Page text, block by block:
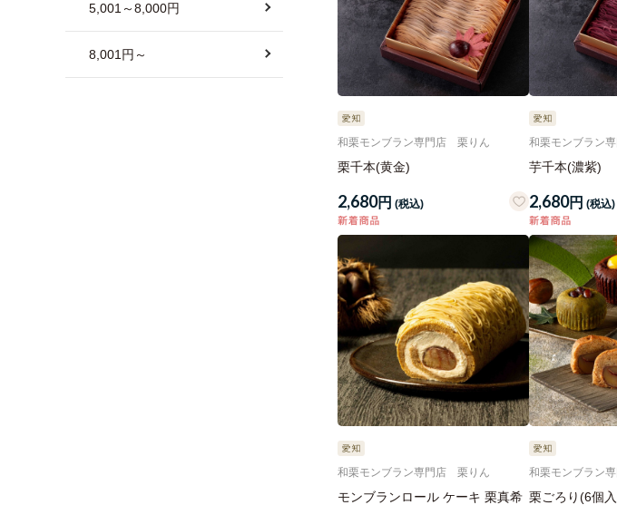
5,001～8,000円
8,001円～
和栗モンブラン専門店 栗りん
栗千本(黄金)
2,680円 (税込)
和栗モンブラン
芋千本(濃紫)
2,680円 (税込)
和栗モンブラン専門店 栗りん
モンブランロール ケーキ 栗真希
和栗モンブラン
栗ごろり(6個